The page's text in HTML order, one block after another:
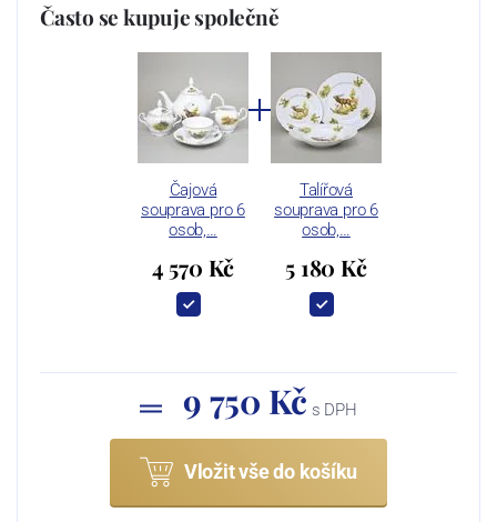
Často se kupuje společně
Čajová
souprava pro 6
osob,…
4 570 Kč
Talířová
souprava pro 6
osob,…
5 180 Kč
9 750 Kč s DPH
Vložit vše do košíku